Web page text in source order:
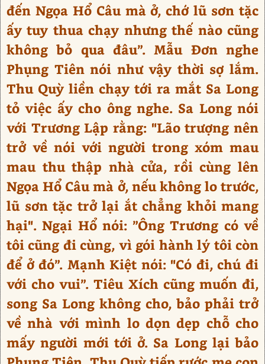
đến Ngọa Hổ Câu mà ở, chớ lũ sơn tặc
ấy tuy thua chạy nhưng thế nào cũng
không bỏ qua đâu”. Mẫu Đơn nghe
Phụng Tiên nói như vậy thời sợ lắm.
Thu Quỳ liền chạy tới ra mắt Sa Long
tỏ việc ấy cho ông nghe. Sa Long nói
với Trương Lập rằng: "Lão trượng nên
trở về nói với người trong xóm mau
mau thu thập nhà cửa, rồi cùng lên
Ngọa Hổ Câu mà ở, nếu không lo trước,
lũ sơn tặc trở lại ắt chẳng khỏi mang
hại". Ngại Hổ nói: ”Ông Trương có về
tôi cũng đi cùng, vì gói hành lý tôi còn
để ở đó”. Mạnh Kiệt nói: "Có đi, chú đi
với cho vui”. Tiêu Xích cũng muốn đi,
song Sa Long không cho, bảo phải trở
về nhà với mình lo dọn dẹp chỗ cho
mấy người mới tới ở. Sa Long lại bảo